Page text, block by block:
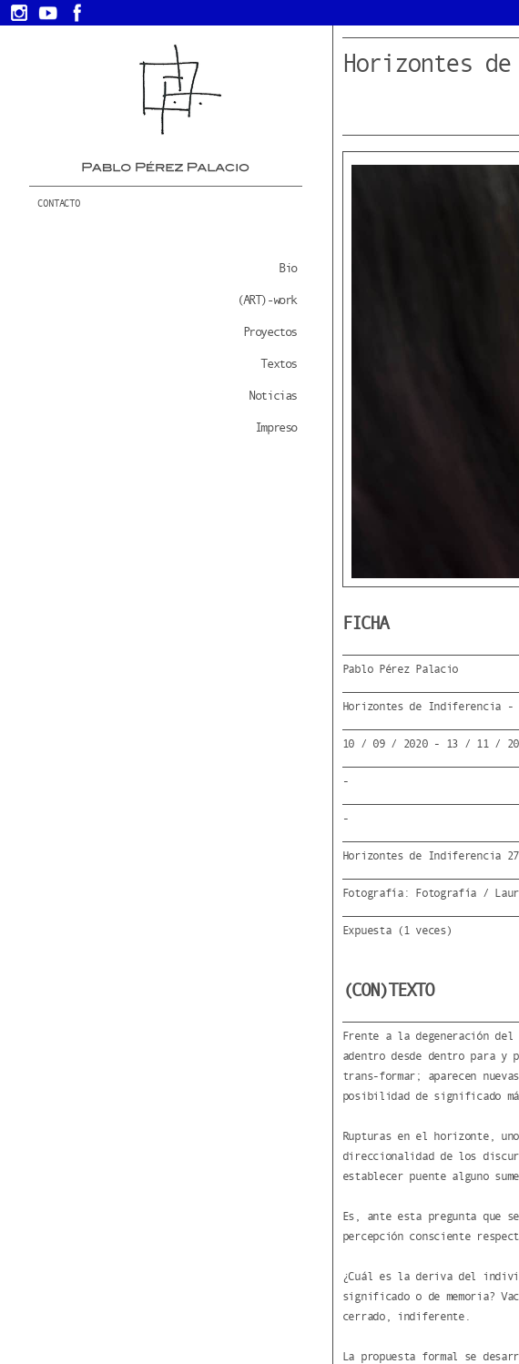
CONTACTO
Bio
(ART)-work
Proyectos
Textos
Noticias
Impreso
Horizontes
FICHA
Pablo Pérez Palacio
Horizontes de Indiferencia -
10 / 09 / 2020 - 13 / 11 /
-
-
Horizontes de Indiferencia 27
Fotografía: Fotografía /
Expuesta (1 veces)
(CON)TEXTO
Frente a la degeneración
adentro desde dentro para y
trans-formar; aparecen
posibilidad de significado
Rupturas en el horizonte,
direccionalidad de los
establecer puente alguno
Es, ante esta pregunta que
percepción consciente
¿Cuál es la deriva del
significado o de memoria?
cerrado, indiferente.
La propuesta formal se